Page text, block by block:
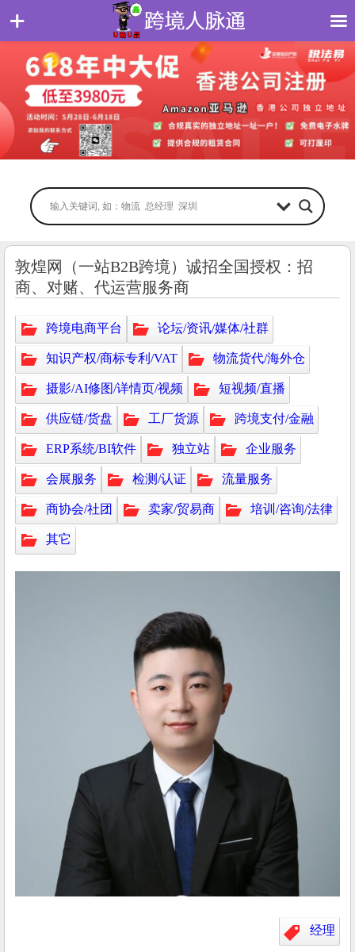
敦煌网（一站B2B跨境）诚招全国授权：招
商、对赌、代运营服务商
跨境电商平台 论坛/资讯/媒体/社群
知识产权/商标专利/VAT 物流货代/海外仓
摄影/AI修图/详情页/视频 短视频/直播
供应链/货盘 工厂货源 跨境支付/金融
ERP系统/BI软件 独立站 企业服务
会展服务 检测/认证 流量服务
商协会/社团 卖家/贸易商 培训/咨询/法律
其它
经理